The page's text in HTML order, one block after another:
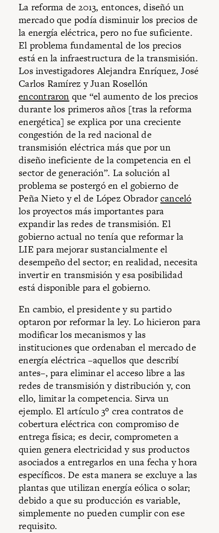
La reforma de 2013, entonces, diseñó un
mercado que podía disminuir los precios de
la energía eléctrica, pero no fue suficiente.
El problema fundamental de los precios
está en la infraestructura de la transmisión.
Los investigadores Alejandra Enríquez, José
Carlos Ramírez y Juan Rosellón
encontraron que “el aumento de los precios
durante los primeros años [tras la reforma
energética] se explica por una creciente
congestión de la red nacional de
transmisión eléctrica más que por un
diseño ineficiente de la competencia en el
sector de generación”. La solución al
problema se postergó en el gobierno de
Peña Nieto y el de López Obradorcanceló
los proyectos más importantes para
expandir las redes de transmisión. El
gobierno actual no tenía que reformar la
LIE para mejorar sustancialmente el
desempeño del sector; en realidad, necesita
invertir en transmisión y esa posibilidad
está disponible para el gobierno.
En cambio, el presidente y su partido
optaron por reformar la ley. Lo hicieron para
modificar los mecanismos y las
instituciones que ordenaban el mercado de
energía eléctrica –aquellos que describí
antes–, para eliminar el acceso libre a las
redes de transmisión y distribución y, con
ello, limitar la competencia. Sirva un
ejemplo. El artículo 3º crea contratos de
cobertura eléctrica con compromiso de
entrega física; es decir, comprometen a
quien genera electricidad y sus productos
asociados a entregarlos en una fecha y hora
específicos. De esta manera se excluye a las
plantas que utilizan energía eólica o solar;
debido a que su producción es variable,
simplemente no pueden cumplir con ese
requisito.